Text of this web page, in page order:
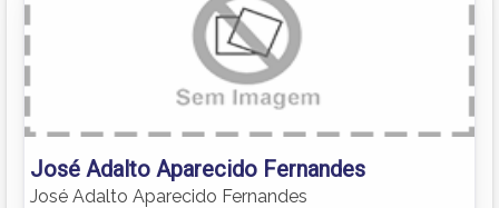
José Adalto Aparecido Fernandes
José Adalto Aparecido Fernandes